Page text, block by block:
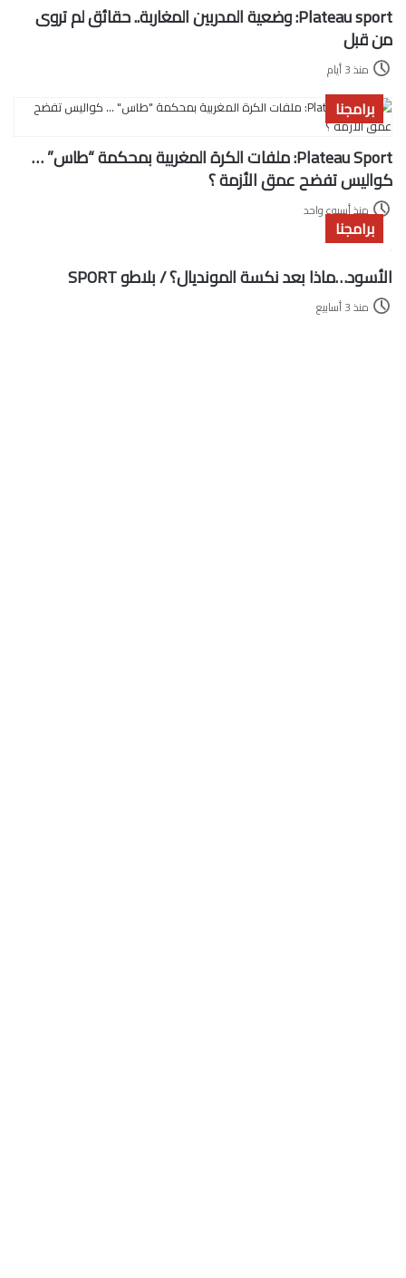
Plateau sport: وضعية المدربين المغاربة.. حقائق لم تروى
من قبل
منذ 3 أيام
برامجنا
Plateau Sport: ملفات الكرة المغربية بمحكمة “طاس” …
كواليس تفضح عمق الأزمة ؟
منذ أسبوع واحد
برامجنا
الأسود…ماذا بعد نكسة المونديال؟ / بلاطو SPORT
منذ 3 أسابيع